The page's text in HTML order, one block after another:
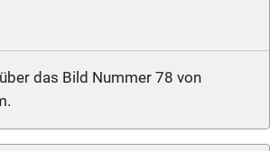
das Bild Nummer 78 von